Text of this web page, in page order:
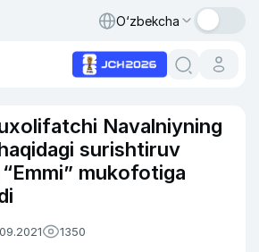
O‘zbekcha
Navalniyning
surishtiruv
mukofotiga
1350